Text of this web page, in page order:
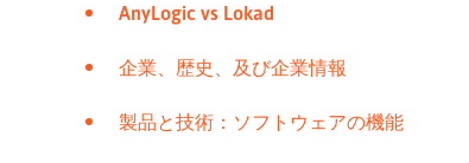
AnyLogic vs Lokad
企業、歴史、及び企業情報
製品と技術：ソフトウェアの機能